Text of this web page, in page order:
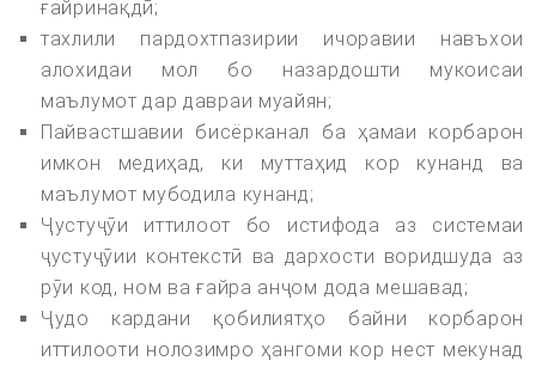
ғайринақдӣ;
тахлили пардохтпазирии ичоравии навъхои
алохидаи мол бо назардошти мукоисаи
маълумот дар давраи муайян;
Пайвастшавии бисёрканал ба ҳамаи корбарон
имкон медиҳад, ки муттаҳид кор кунанд ва
маълумот мубодила кунанд;
Ҷустуҷӯи иттилоот бо истифода аз системаи
ҷустуҷӯии контекстӣ ва дархости воридшуда аз
рӯи код, ном ва ғайра анҷом дода мешавад;
Ҷудо кардани қобилиятҳо байни корбарон
иттилооти нолозимро ҳангоми кор нест мекунад